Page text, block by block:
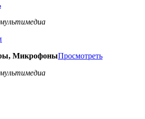
МикрофоныПросмотреть